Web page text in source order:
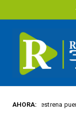
AHORA:
estrena puente y